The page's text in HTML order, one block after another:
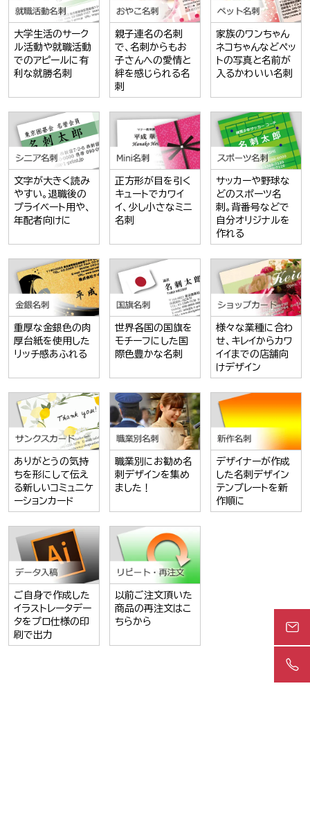
大学生活のサーク
ル活動や就職活動
でのアピールに有
利な就勝名刺
親子連名の名刺
で、名刺からもお
子さんへの愛情と
絆を感じられる名
刺
家族のワンちゃん
ネコちゃんなどペッ
トの写真と名前が
入るかわいい名刺
文字が大きく読み
やすい。退職後の
プライベート用や、
年配者向けに
正方形が目を引く
キュートでカワイ
イ、少し小さなミニ
名刺
サッカーや野球な
どのスポーツ名
刺。背番号などで
自分オリジナルを
作れる
重厚な金銀色の肉
厚台紙を使用した
リッチ感あふれる
世界各国の国旗を
モチーフにした国
際色豊かな名刺
様々な業種に合わ
せ、キレイからカワ
イイまでの店舗向
けデザイン
ありがとうの気持
ちを形にして伝え
る新しいコミュニケ
ーションカード
職業別にお勧め名
刺デザインを集め
ました！
デザイナーが作成
した名刺デザイン
テンプレートを新
作順に
ご自身で作成した
イラストレータデー
タをプロ仕様の印
刷で出力
以前ご注文頂いた
商品の再注文はこ
ちらから